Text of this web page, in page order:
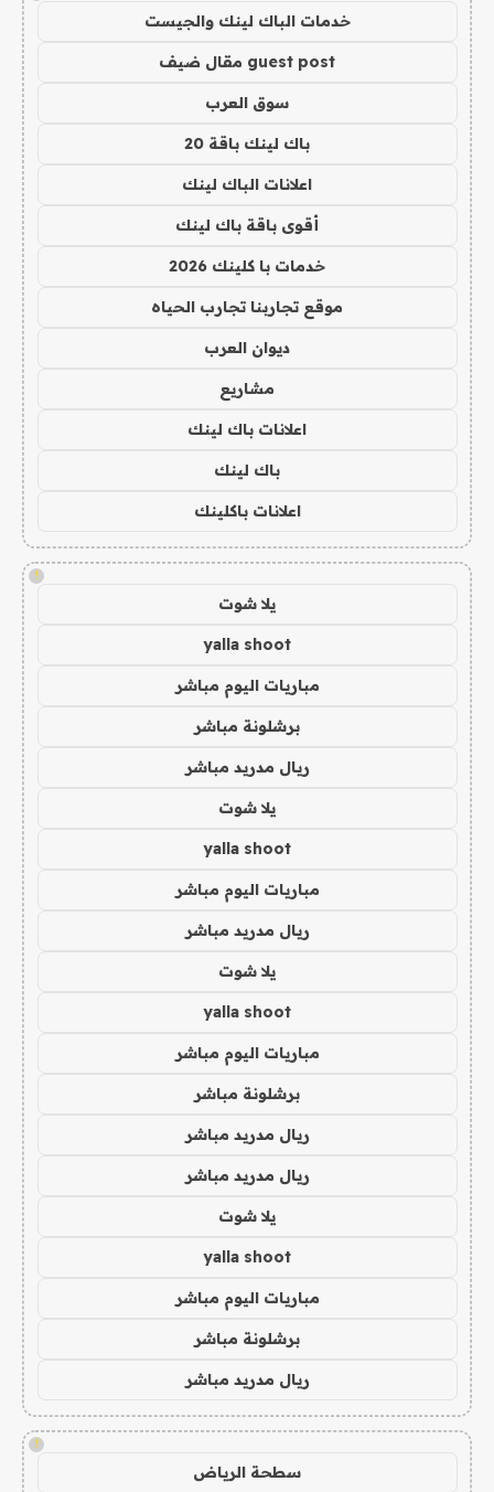
خدمات الباك لينك والجيست
guest post مقال ضيف
سوق العرب
باك لينك باقة 20
اعلانات الباك لينك
أقوى باقة باك لينك
خدمات با كلينك 2026
موقع تجاربنا تجارب الحياه
ديوان العرب
مشاريع
اعلانات باك لينك
باك لينك
اعلانات باكلينك
!
يلا شوت
yalla shoot
مباريات اليوم مباشر
برشلونة مباشر
ريال مدريد مباشر
يلا شوت
yalla shoot
مباريات اليوم مباشر
ريال مدريد مباشر
يلا شوت
yalla shoot
مباريات اليوم مباشر
برشلونة مباشر
ريال مدريد مباشر
ريال مدريد مباشر
يلا شوت
yalla shoot
مباريات اليوم مباشر
برشلونة مباشر
ريال مدريد مباشر
!
سطحة الرياض